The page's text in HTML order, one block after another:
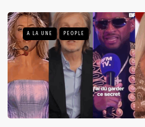
A LA UNE PEOPLE